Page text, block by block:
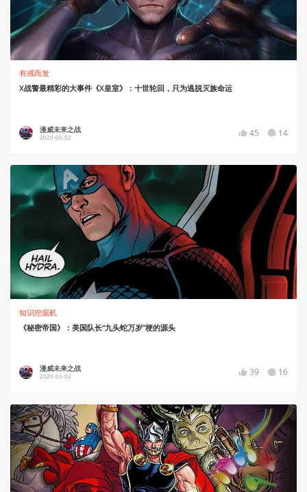
有感而发
X战警最精彩的大事件《X皇室》：十世轮回，只为逃脱灭族命运
漫威未来之战
2020-05-02 45 14
知识挖掘机
《秘密帝国》：美国队长“九头蛇万岁”梗的源头
漫威未来之战
2020-03-02 39 16